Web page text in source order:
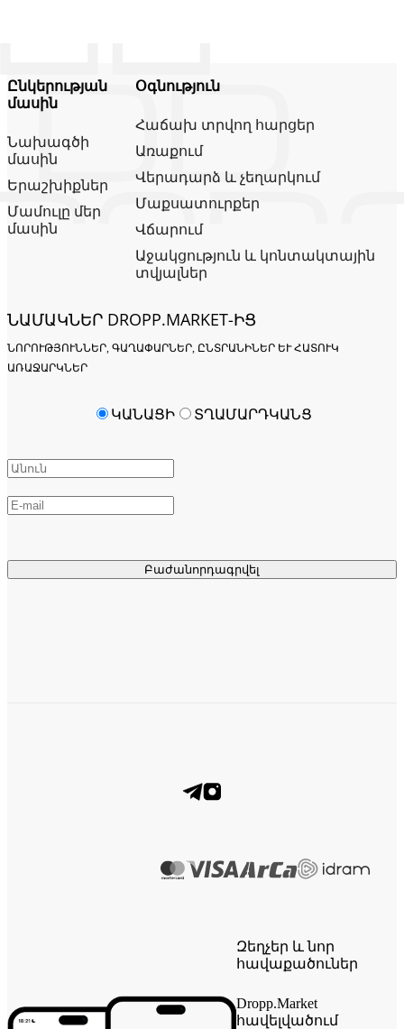
Ընկերության
մասին
Նախագծի
մասին
Երաշխիքներ
Մամուլը մեր
մասին
Օգնություն
Հաճախ տրվող հարցեր
Առաքում
Վերադարձ և չեղարկում
Մաքսատուրքեր
Վճարում
Աջակցություն և կոնտակտային
տվյալներ
ՆԱՄԱԿՆԵՐ DROPP.MARKET-ԻՑ
ՆՈՐՈՒԹՅՈՒՆՆԵՐ, ԳԱՂԱՓԱՐՆԵՐ, ԸՆՏՐԱՆԻՆԵՐ ԵՒ ՀԱՏՈՒԿ Ա
ՌԱՋԱՐԿՆԵՐ
Բաժանորդագրվել
ԿԱՆԱՑԻ ՏՂԱՄԱՐԴԿԱՆՑ
Զեղչեր և նոր
հավաքածուներ
Dropp.Market
հավելվածում